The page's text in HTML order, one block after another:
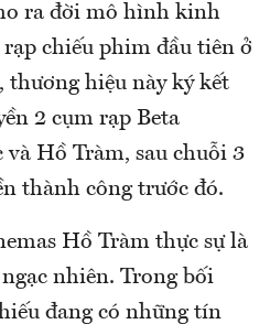
ra đời mô hình kinh
chiếu phim đầu tiên ở
thương hiệu này ký kết
2 cụm rạp Beta
Hồ Tràm, sau chuỗi 3
thành công trước đó.
Hồ Tràm thực sự là
nhiên. Trong bối
đang có những tín